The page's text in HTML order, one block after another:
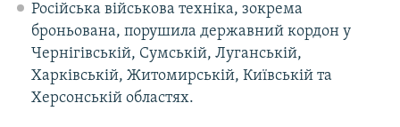
Російська військова техніка, зокрема
броньована, порушила державний кордон у
Чернігівській, Сумській, Луганській,
Харківській, Житомирській, Київській та
Херсонській областях.